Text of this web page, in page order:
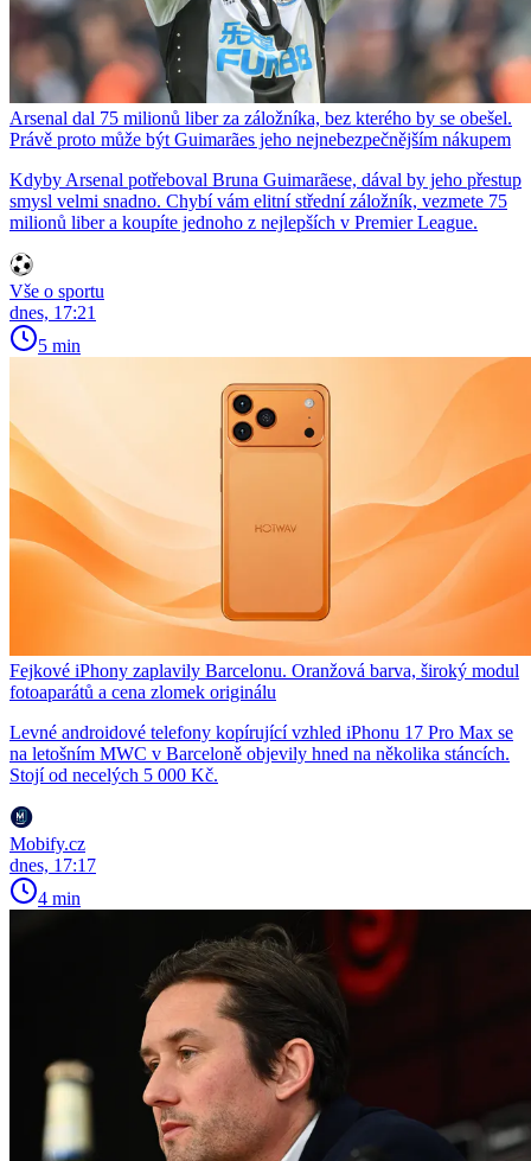
Arsenal dal 75 milionů liber za záložníka, bez kterého by se obešel.
Právě proto může být Guimarães jeho nejnebezpečnějším nákupem
Kdyby Arsenal potřeboval Bruna Guimarãese, dával by jeho přestup
smysl velmi snadno. Chybí vám elitní střední záložník, vezmete 75
milionů liber a koupíte jednoho z nejlepších v Premier League.
Vše o sportu
dnes, 17:21
5 min
Fejkové iPhony zaplavily Barcelonu. Oranžová barva, široký modul
fotoaparátů a cena zlomek originálu
Levné androidové telefony kopírující vzhled iPhonu 17 Pro Max se
na letošním MWC v Barceloně objevily hned na několika stáncích.
Stojí od necelých 5 000 Kč.
Mobify.cz
dnes, 17:17
4 min